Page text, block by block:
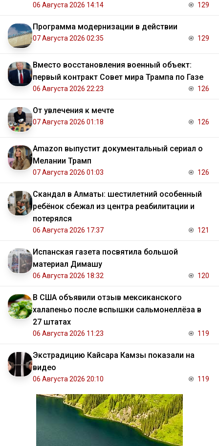
06 Августа 2026 14:14 129
Программа модернизации в действии
07 Августа 2026 02:35 129
Вместо восстановления военный объект:
первый контракт Совет мира Трампа по Газе
06 Августа 2026 22:23 126
От увлечения к мечте
07 Августа 2026 01:18 126
Amazon выпустит документальный сериал о
Мелании Трамп
07 Августа 2026 01:03 126
Скандал в Алматы: шестилетний особенный
ребёнок сбежал из центра реабилитации и
потерялся
06 Августа 2026 17:37 121
Испанская газета посвятила большой
материал Димашу
06 Августа 2026 18:32 120
В США объявили отзыв мексиканского
халапеньо после вспышки сальмонеллёза в
27 штатах
06 Августа 2026 11:23 119
Экстрадицию Кайсара Камзы показали на
видео
06 Августа 2026 20:10 119